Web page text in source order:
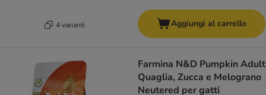
4 varianti Aggiungi al carrello
Farmina N&D Pumpkin Adult
Quaglia, Zucca e Melograno
Neutered per gatti